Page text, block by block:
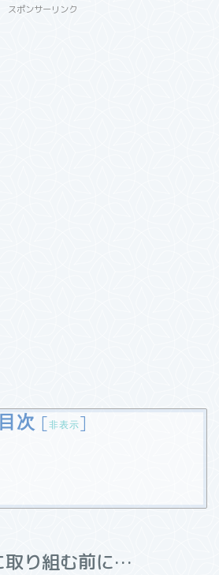
スポンサーリンク
目次 [非表示]
取り組む前に…